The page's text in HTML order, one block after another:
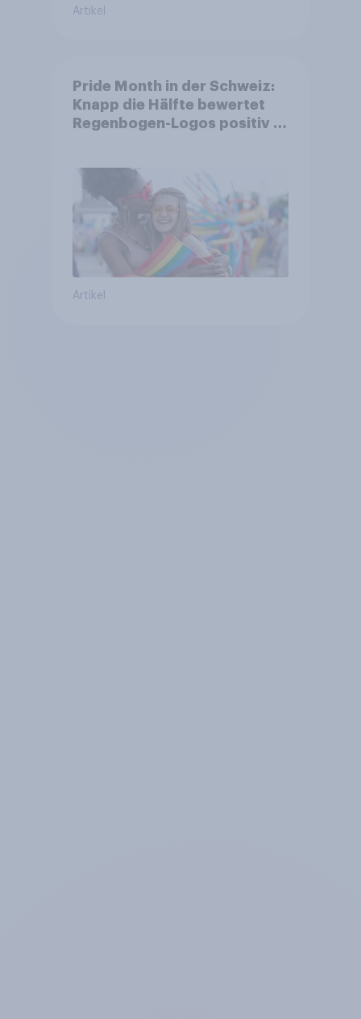
Artikel
Pride Month in der Schweiz:
Knapp die Hälfte bewertet
Regenbogen-Logos positiv –
Artikel